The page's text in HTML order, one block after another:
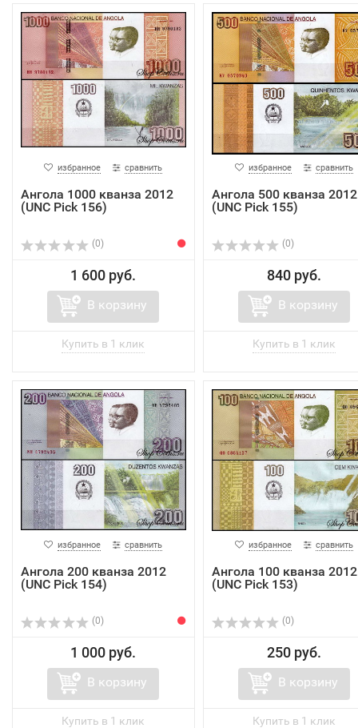
избранное сравнить
Ангола 1000 кванза 2012
(UNC Pick 156)
(0)
1 600 руб.
В корзину
избранное сравнить
Ангола 500 кванза 2012
(UNC Pick 155)
(0)
840 руб.
В корзину
избранное сравнить
Ангола 200 кванза 2012
(UNC Pick 154)
(0)
1 000 руб.
В корзину
избранное сравнить
Ангола 100 кванза 2012
(UNC Pick 153)
(0)
250 руб.
В корзину